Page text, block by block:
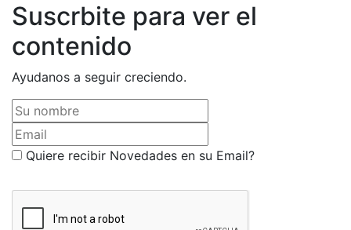
Suscrbite para ver el
contenido
Ayudanos a seguir creciendo.
Su nombre
Email
Quiere recibir Novedades en su Email?